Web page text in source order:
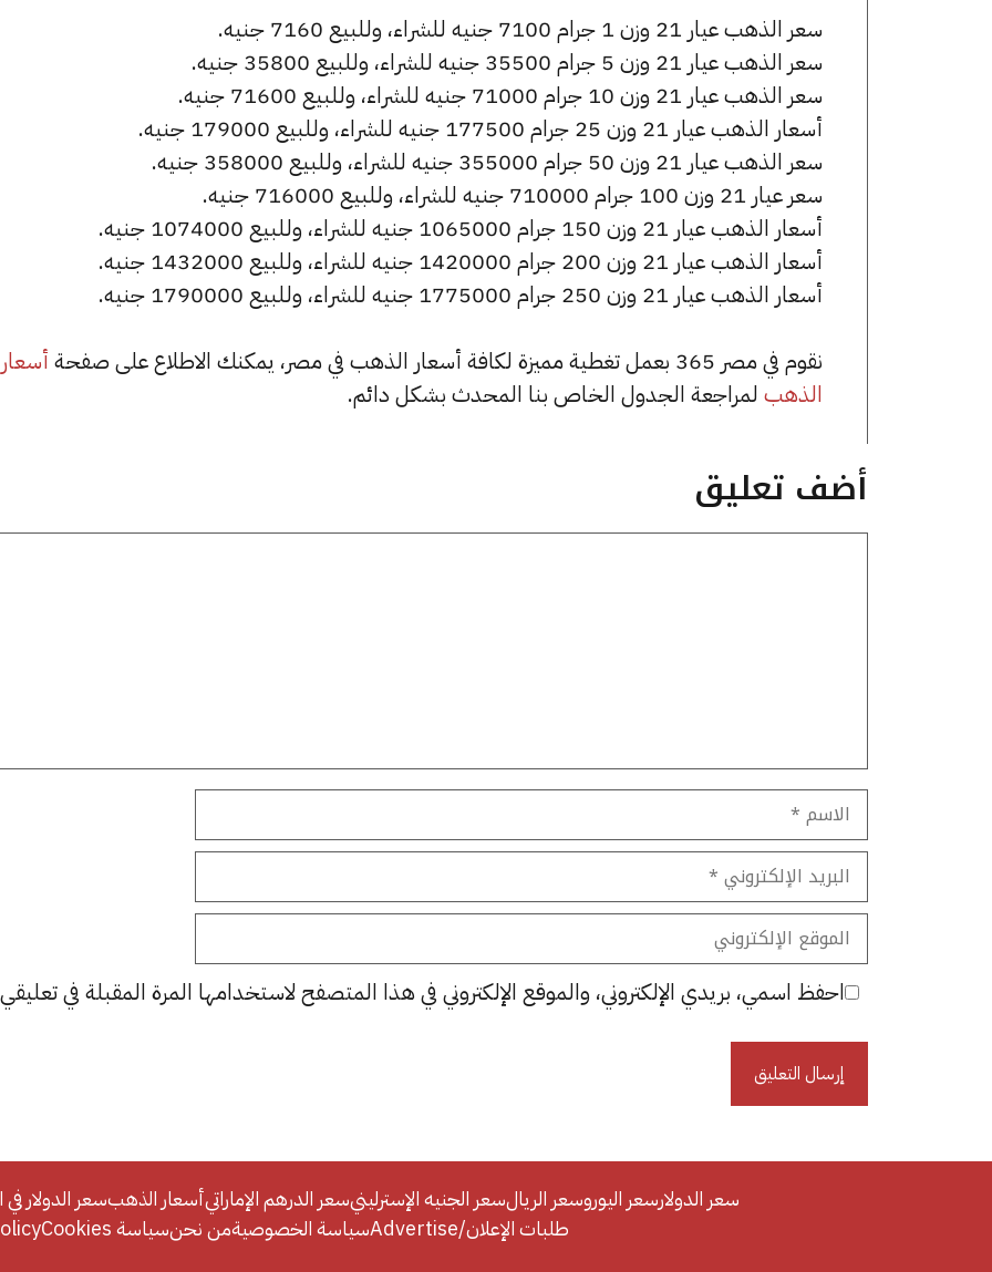
سعر الذهب عيار 21 وزن 1 جرام 7100 جنيه للشراء، وللبيع 7160 جنيه.
سعر الذهب عيار 21 وزن 5 جرام 35500 جنيه للشراء، وللبيع 35800 جنيه.
سعر الذهب عيار 21 وزن 10 جرام 71000 جنيه للشراء، وللبيع 71600 جنيه.
أسعار الذهب عيار 21 وزن 25 جرام 177500 جنيه للشراء، وللبيع 179000 جنيه.
سعر الذهب عيار 21 وزن 50 جرام 355000 جنيه للشراء، وللبيع 358000 جنيه.
سعر عيار 21 وزن 100 جرام 710000 جنيه للشراء، وللبيع 716000 جنيه.
أسعار الذهب عيار 21 وزن 150 جرام 1065000 جنيه للشراء، وللبيع 1074000 جنيه.
أسعار الذهب عيار 21 وزن 200 جرام 1420000 جنيه للشراء، وللبيع 1432000 جنيه.
أسعار الذهب عيار 21 وزن 250 جرام 1775000 جنيه للشراء، وللبيع 1790000 جنيه.
نقوم في مصر 365 بعمل تغطية مميزة لكافة أسعار الذهب في مصر، يمكنك الاطلاع على صفحة
أسعار
الذهب لمراجعة الجدول الخاص بنا المحدث بشكل دائم.
أضف تعليق
الاسم
البريد
الإلكتروني
الموقع
الإلكتروني
احفظ اسمي، بريدي الإلكتروني، والموقع الإلكتروني في هذا المتصفح لاستخدامها المرة المقبلة في
سعر الدولارسعر اليوروسعر الريالسعر الجنيه الإسترلينيسعر الدرهم الإماراتيأسعار الذهبسعر الدولار
طلبات الإعلان/Advertise
سياسة الخصوصيةمن نحنسياسة Cookies